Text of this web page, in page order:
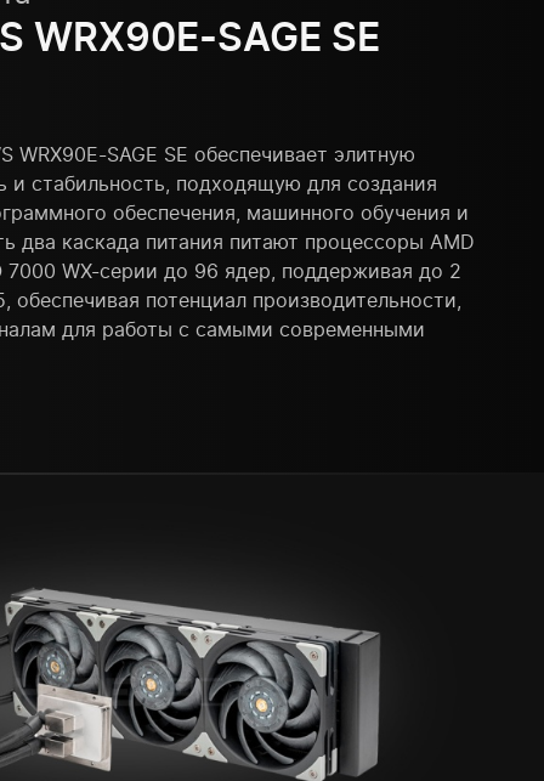
WRX90E-SAGE SE
WRX90E-SAGE SE обеспечивает элитную
и стабильность, подходящую для создания
обеспечения, машинного обучения и
два каскада питания питают процессоры AMD
7000 WX-серии до 96 ядер, поддерживая до 2
обеспечивая потенциал производительности,
для работы с самыми современными